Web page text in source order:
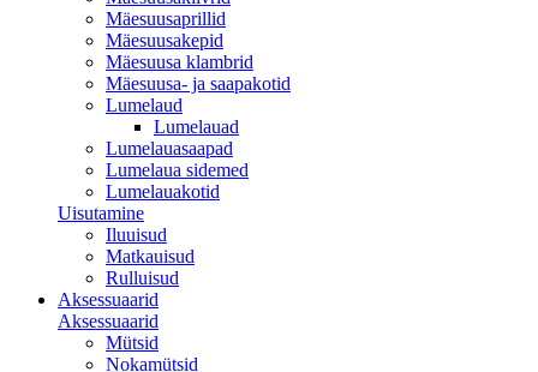
Mäesuusaprillid
Mäesuusakepid
Mäesuusa klambrid
Mäesuusa- ja saapakotid
Lumelaud
Lumelauad
Lumelauasaapad
Lumelaua sidemed
Lumelauakotid
Uisutamine
Iluuisud
Matkauisud
Rulluisud
Aksessuaarid
Aksessuaarid
Mütsid
Nokamütsid